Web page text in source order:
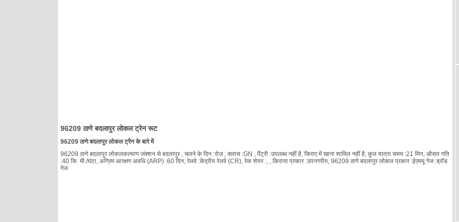
96209 ठाणे बदलापुर लोकल ट्रेन रूट
96209 ठाणे बदलापुर लोकल ट्रैन के बारे में
96209 ठाणे बदलापुर लोकलकल्याण जंक्शन से बदलापुर , चलने के दिन :रोज़ , क्लास :GN , पैंट्री :उपलब्ध नहीं है, किराए में खाना शामिल नहीं है, कुल यात्रा समय :21 मिन, औसत गति
:40 कि. मी./घंटा, अग्रिम आरक्षण अवधि (ARP) :60 दिन, रेलवे :केंद्रीय रेलवे (CR), रेक शेयर : , , किराया प्रकार :उपनगरीय, 96209 ठाणे बदलापुर लोकल प्रकार :ईएमयू गेज :ब्रॉड
गेज